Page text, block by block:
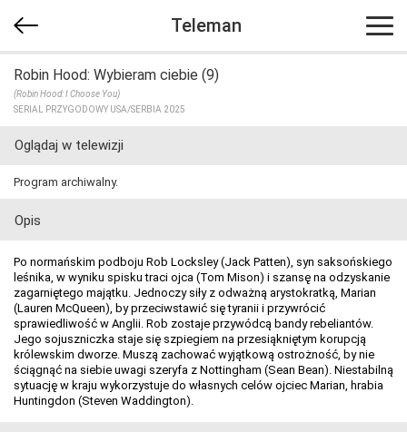
Teleman
Robin Hood: Wybieram ciebie (9)
(Robin Hood: I Choose You)
SERIAL PRZYGODOWY USA/​SERBIA 2025
Oglądaj w telewizji
Program archiwalny.
Opis
Po normańskim podboju Rob Locksley (Jack Patten), syn saksońskiego
leśnika, w wyniku spisku traci ojca (Tom Mison) i szansę na odzyskanie
zagarniętego majątku. Jednoczy siły z odważną arystokratką, Marian
(Lauren McQueen), by przeciwstawić się tyranii i przywrócić
sprawiedliwość w Anglii. Rob zostaje przywódcą bandy rebeliantów.
Jego sojuszniczka staje się szpiegiem na przesiąkniętym korupcją
królewskim dworze. Muszą zachować wyjątkową ostrożność, by nie
ściągnąć na siebie uwagi szeryfa z Nottingham (Sean Bean). Niestabilną
sytuację w kraju wykorzystuje do własnych celów ojciec Marian, hrabia
Huntingdon (Steven Waddington).